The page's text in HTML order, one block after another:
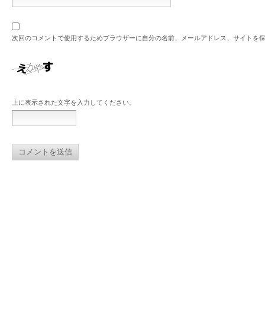
次回のコメントで使用するためブラウザーに自分の名前、メールアドレス、サイトを
上に表示された文字を入力してください。